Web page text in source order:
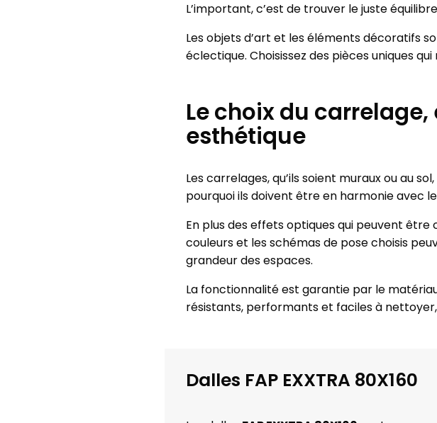
L’important, c’est de trouver le juste
Les objets d’art et les éléments décoratifs
éclectique. Choisissez des pièces uniques
Le choix du
esthétique
Les carrelages, qu’ils soient muraux ou au
pourquoi ils doivent être en harmonie avec
En plus des effets optiques qui peuvent
couleurs et les schémas de pose choisis
grandeur des espaces.
La fonctionnalité est garantie par le
résistants, performants et faciles à
Dalles FAP EXXTRA 80X160